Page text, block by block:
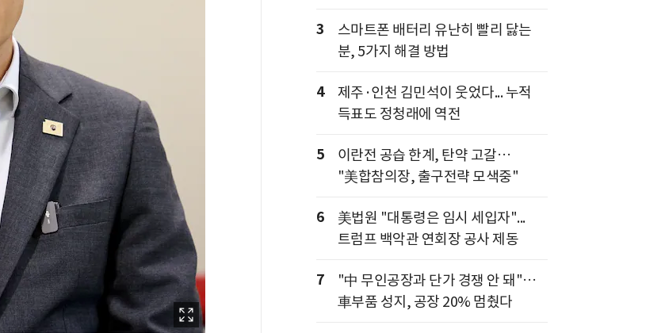
3
스마트폰 배터리 유난히 빨리 닳는
분, 5가지 해결 방법
4
제주·인천 김민석이 웃었다... 누적
득표도 정청래에 역전
5
이란전 공습 한계, 탄약 고갈…
"美합참의장, 출구전략 모색중"
6
美법원 "대통령은 임시 세입자"...
트럼프 백악관 연회장 공사 제동
7
"中 무인공장과 단가 경쟁 안 돼"…
車부품 성지, 공장 20% 멈췄다